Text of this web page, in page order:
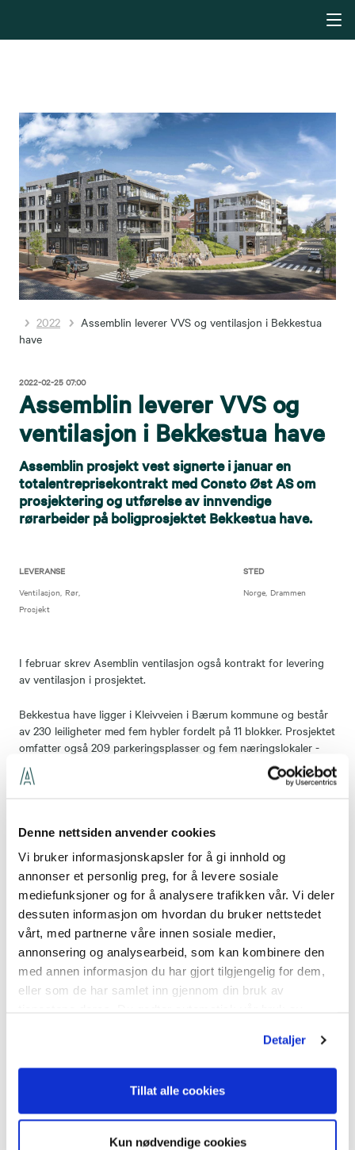
Denne nettsiden anvender cookies
Vi bruker informasjonskapsler for å gi innhold og
annonser et personlig preg, for å levere sosiale
mediefunksjoner og for å analysere trafikken vår. Vi deler
dessuten informasjon om hvordan du bruker nettstedet
vårt, med partnerne våre innen sosiale medier,
annonsering og analysearbeid, som kan kombinere den
med annen informasjon du har gjort tilgjengelig for dem,
eller som de har samlet inn gjennom din bruk av
Detaljer
Tillat alle cookies
Kun nødvendige cookies
2022
Assemblin leverer VVS og ventilasjon i Bekkestua
have
2022-02-25 07:00
Assemblin leverer VVS og
ventilasjon i Bekkestua have
Assemblin prosjekt vest signerte i januar en
totalentreprisekontrakt med Consto Øst AS om
prosjektering og utførelse av innvendige
rørarbeider på boligprosjektet Bekkestua have.
LEVERANSE
Ventilasjon Rør
Prosjekt
STED
Norge Drammen
I februar skrev Asemblin ventilasjon også kontrakt for levering
av ventilasjon i prosjektet.
Bekkestua have ligger i Kleivveien i Bærum kommune og består
av 230 leiligheter med fem hybler fordelt på 11 blokker. Prosjektet
omfatter også 209 parkeringsplasser og fem næringslokaler -
totalt nærmere 34.000 kvadratmeter.
for tre næringsarealer.
- Dette er en stor jobb for oss, både omsetningsmessig og med
tanke på sysselsetting de nærmeste par årene. Vi er derfor
svært takknemlige for å ha fått tillit og ansvar for dette
oppdraget. Vi ser frem til et godt samarbeid i gjennomføringen
av prosjektet og gleder oss til å levere et flott prosjekt, sier
regionssjef Leif Stensrud i Assemblin prosjekt rør.
Boligprosjektet ligger sentralt på Bekkestua med umiddelbar
nærhet til handel og T-bane. Det har fastsatte miljømål og skal
høy standard. Byggherre er Kleivveien Utbygging AS, eid av
Profier AS (50 prosent) og AF Gruppen ASA (50 prosent).
Assemblin er allerede i gang med prosjektering av både rør- og
Produksjon på plassen er planlagt startet i løpet av høsten.
Prosjektet skal etter planen være ferdig første kvartal i 2025.